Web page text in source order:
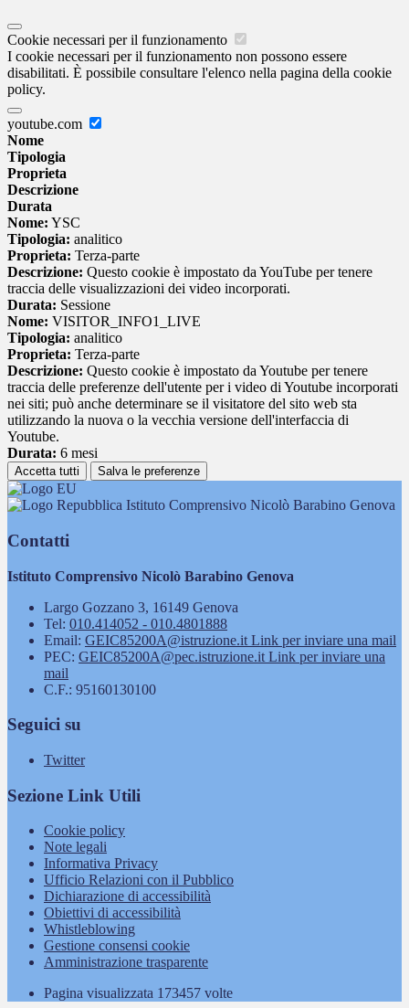
Cookie necessari per il funzionamento
I cookie necessari per il funzionamento non possono essere
disabilitati. È possibile consultare l'elenco nella pagina della cookie
policy.
youtube.com
Nome
Tipologia
Proprieta
Descrizione
Durata
Nome: YSC
Tipologia: analitico
Proprieta: Terza-parte
Descrizione: Questo cookie è impostato da YouTube per tenere
traccia delle visualizzazioni dei video incorporati.
Durata: Sessione
Nome: VISITOR_INFO1_LIVE
Tipologia: analitico
Proprieta: Terza-parte
Descrizione: Questo cookie è impostato da Youtube per tenere
traccia delle preferenze dell'utente per i video di Youtube incorporati
nei siti; può anche determinare se il visitatore del sito web sta
utilizzando la nuova o la vecchia versione dell'interfaccia di
Youtube.
Durata: 6 mesi
Accetta tutti Salva le preferenze
Istituto Comprensivo Nicolò Barabino Genova
Contatti
Istituto Comprensivo Nicolò Barabino Genova
Largo Gozzano 3, 16149 Genova
Tel: 010.414052 - 010.4801888
Email: GEIC85200A@istruzione.it Link per inviare una mail
PEC: GEIC85200A@pec.istruzione.it Link per inviare una
mail
C.F.: 95160130100
Seguici su
Twitter
Sezione Link Utili
Cookie policy
Note legali
Informativa Privacy
Ufficio Relazioni con il Pubblico
Dichiarazione di accessibilità
Obiettivi di accessibilità
Whistleblowing
Gestione consensi cookie
Amministrazione trasparente
Pagina visualizzata 173457 volte